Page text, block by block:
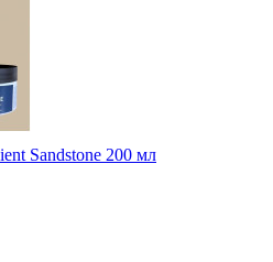
Sandstone 200 мл